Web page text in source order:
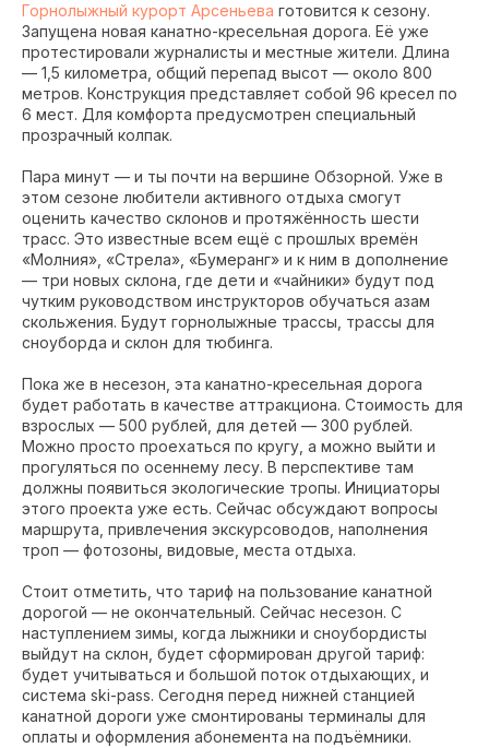
Горнолыжный курорт Арсеньева готовится к сезону.
Запущена новая канатно-кресельная дорога. Её уже
протестировали журналисты и местные жители. Длина
— 1,5 километра, общий перепад высот — около 800
метров. Конструкция представляет собой 96 кресел по
6 мест. Для комфорта предусмотрен специальный
прозрачный колпак.
Пара минут — и ты почти на вершине Обзорной. Уже в
этом сезоне любители активного отдыха смогут
оценить качество склонов и протяжённость шести
трасс. Это известные всем ещё с прошлых времён
«Молния», «Стрела», «Бумеранг» и к ним в дополнение
— три новых склона, где дети и «чайники» будут под
чутким руководством инструкторов обучаться азам
скольжения. Будут горнолыжные трассы, трассы для
сноуборда и склон для тюбинга.
Пока же в несезон, эта канатно-кресельная дорога
будет работать в качестве аттракциона. Стоимость для
взрослых — 500 рублей, для детей — 300 рублей.
Можно просто проехаться по кругу, а можно выйти и
прогуляться по осеннему лесу. В перспективе там
должны появиться экологические тропы. Инициаторы
этого проекта уже есть. Сейчас обсуждают вопросы
маршрута, привлечения экскурсоводов, наполнения
троп — фотозоны, видовые, места отдыха.
Стоит отметить, что тариф на пользование канатной
дорогой — не окончательный. Сейчас несезон. С
наступлением зимы, когда лыжники и сноубордисты
выйдут на склон, будет сформирован другой тариф:
будет учитываться и большой поток отдыхающих, и
система ski-pass. Сегодня перед нижней станцией
канатной дороги уже смонтированы терминалы для
оплаты и оформления абонемента на подъёмники.